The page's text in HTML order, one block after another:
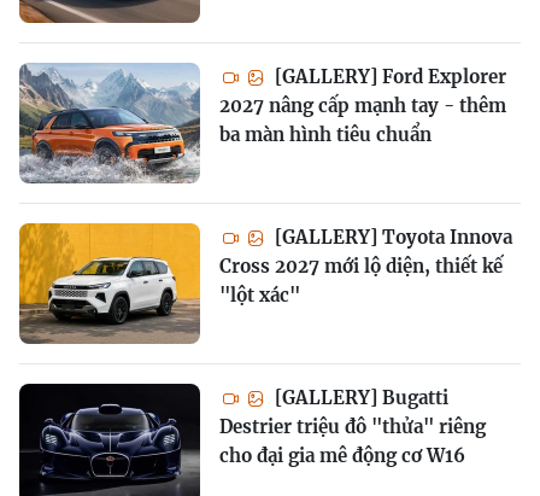
[GALLERY] Ford Explorer
2027 nâng cấp mạnh tay - thêm
ba màn hình tiêu chuẩn
[GALLERY] Toyota Innova
Cross 2027 mới lộ diện, thiết kế
"lột xác"
[GALLERY] Bugatti
Destrier triệu đô "thửa" riêng
cho đại gia mê động cơ W16